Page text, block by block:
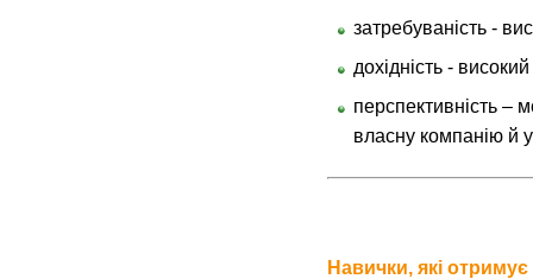
затребуваність -
дохідність -
перспективність –
власну компанію й
Навички, які